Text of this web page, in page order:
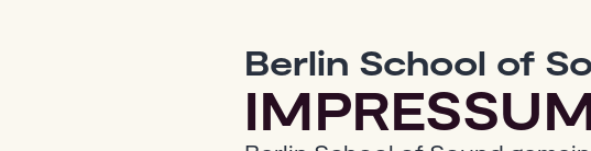
Berlin School of